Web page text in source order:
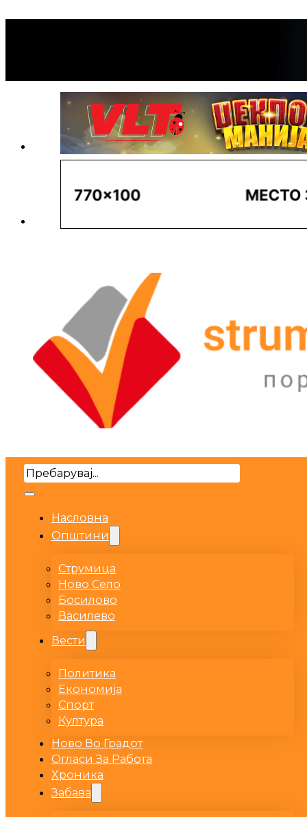
Search
Насловна
Општини
Струмица
Ново Село
Босилово
Василево
Вести
Политика
Економија
Спорт
Култура
Ново Во Градот
Огласи За Работа
Хроника
Забава